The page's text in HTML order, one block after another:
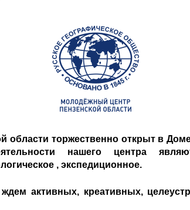
торжественно открыт в Доме
нашего центра
, экспедиционное.
активных, креативных,